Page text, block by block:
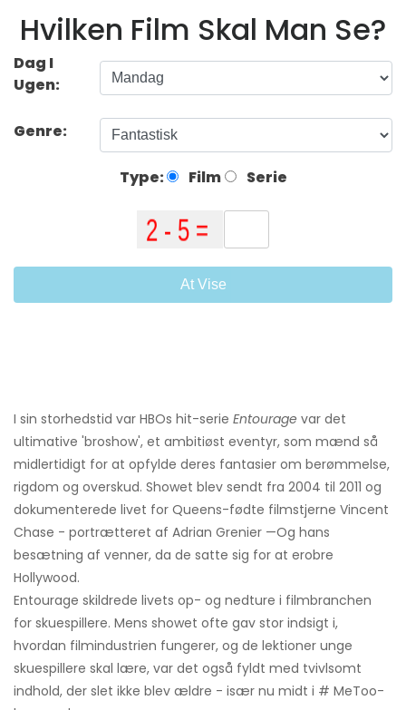
Hvilken Film Skal Man Se?
Dag I
Ugen:
Genre:
Type: Film Serie
At Vise
I sin storhedstid var HBOs hit-serie Entourage var det
ultimative 'broshow', et ambitiøst eventyr, som mænd så
midlertidigt for at opfylde deres fantasier om berømmelse,
rigdom og overskud. Showet blev sendt fra 2004 til 2011 og
dokumenterede livet for Queens-fødte filmstjerne Vincent
Chase - portrætteret af Adrian Grenier —Og hans
besætning af venner, da de satte sig for at erobre
Hollywood.
Entourage skildrede livets op- og nedture i filmbranchen
for skuespillere. Mens showet ofte gav stor indsigt i,
hvordan filmindustrien fungerer, og de lektioner unge
skuespillere skal lære, var det også fyldt med tvivlsomt
indhold, der slet ikke blev ældre - især nu midt i # MeToo-